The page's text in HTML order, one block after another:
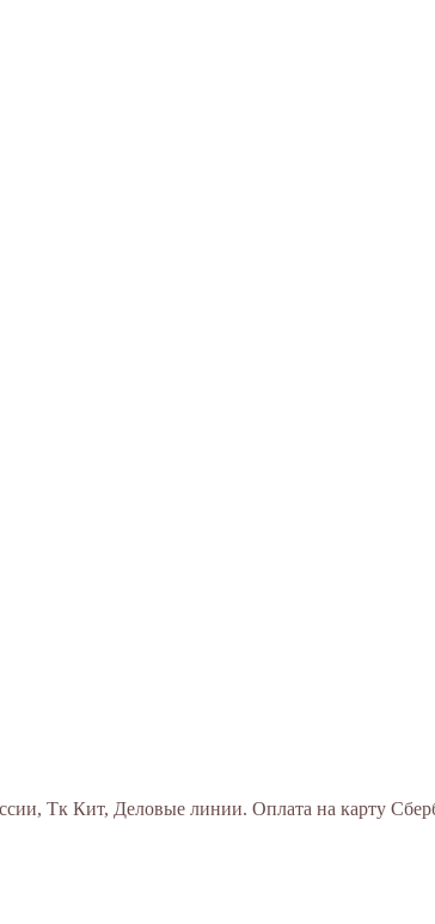
Тк Кит, Деловые линии. Оплата на карту